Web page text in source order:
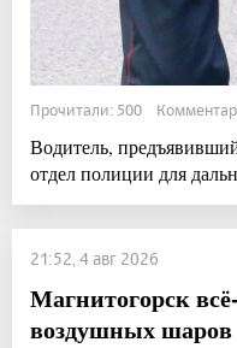
Прочитали: 500
Водитель,
отдел полиции для
21:52, 4 авг 2026
Магнитогорск
воздушных шаров